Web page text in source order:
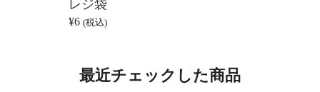
レジ袋
¥6(税込)
最近チェックした商品